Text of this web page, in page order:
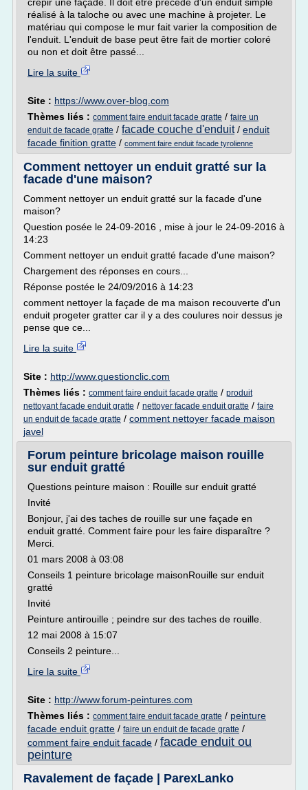
réalisé à la taloche ou avec une machine à projeter. Le
matériau qui compose le mur fait varier la composition de
l'enduit. L'enduit de base peut être fait de mortier coloré
ou non et doit être passé...
Lire la suite
Site : https://www.over-blog.com
Thèmes liés : comment faire enduit facade gratte / faire un
enduit de facade gratte / facade couche d'enduit/ enduit
facade finition gratte / comment faire enduit facade tyrolienne
Comment nettoyer un enduit gratté sur la
facade d'une maison?
Comment nettoyer un enduit gratté sur la facade d'une
maison?
Question posée le 24-09-2016 , mise à jour le 24-09-2016 à
14:23
Comment nettoyer un enduit gratté facade d'une maison?
Chargement des réponses en cours...
Réponse postée le 24/09/2016 à 14:23
comment nettoyer la façade de ma maison recouverte d'un
enduit progeter gratter car il y a des coulures noir dessus je
pense que ce...
Lire la suite
Site : http://www.questionclic.com
Thèmes liés : comment faire enduit facade gratte / produit
nettoyant facade enduit gratte / nettoyer facade enduit gratte / faire
un enduit de facade gratte / comment nettoyer facade maison
javel
Forum peinture bricolage maison rouille
sur enduit gratté
Questions peinture maison : Rouille sur enduit gratté
Invité
Bonjour, j'ai des taches de rouille sur une façade en
enduit gratté. Comment faire pour les faire disparaître ?
Merci.
01 mars 2008 à 03:08
Conseils 1 peinture bricolage maisonRouille sur enduit
gratté
Invité
Peinture antirouille ; peindre sur des taches de rouille.
12 mai 2008 à 15:07
Conseils 2 peinture...
Lire la suite
Site : http://www.forum-peintures.com
Thèmes liés : comment faire enduit facade gratte / peinture
facade enduit gratte / faire un enduit de facade gratte /
comment faire enduit facade / facade enduit ou
peinture
Ravalement de façade | ParexLanko